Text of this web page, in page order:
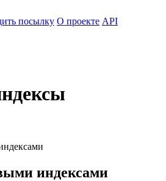
посылку О проекте API
индексами